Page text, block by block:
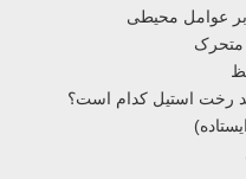
عوامل محیطی
رخت استیل کدام است؟